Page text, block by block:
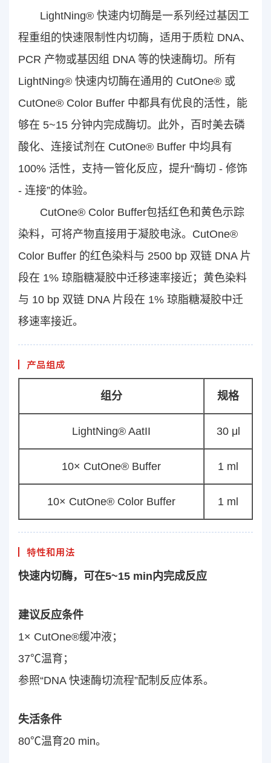
LightNing® 快速内切酶是一系列经过基因工
程重组的快速限制性内切酶，适用于质粒 DNA、
PCR 产物或基因组 DNA 等的快速酶切。所有
LightNing® 快速内切酶在通用的 CutOne® 或
CutOne® Color Buffer 中都具有优良的活性，能
够在 5~15 分钟内完成酶切。此外，百时美去磷
酸化、连接试剂在 CutOne® Buffer 中均具有
100% 活性，支持一管化反应，提升“酶切 - 修饰
- 连接”的体验。
CutOne® Color Buffer包括红色和黄色示踪
染料，可将产物直接用于凝胶电泳。CutOne®
Color Buffer 的红色染料与 2500 bp 双链 DNA 片
段在 1% 琼脂糖凝胶中迁移速率接近；黄色染料
与 10 bp 双链 DNA 片段在 1% 琼脂糖凝胶中迁
移速率接近。
产品组成
组分 规格
LightNing® AatII 30 μl
10× CutOne® Buffer 1 ml
10× CutOne® Color Buffer 1 ml
特性和用法
快速内切酶，可在5~15 min内完成反应
建议反应条件
1× CutOne®缓冲液；
37℃温育；
参照“DNA 快速酶切流程”配制反应体系。
失活条件
80℃温育20 min。